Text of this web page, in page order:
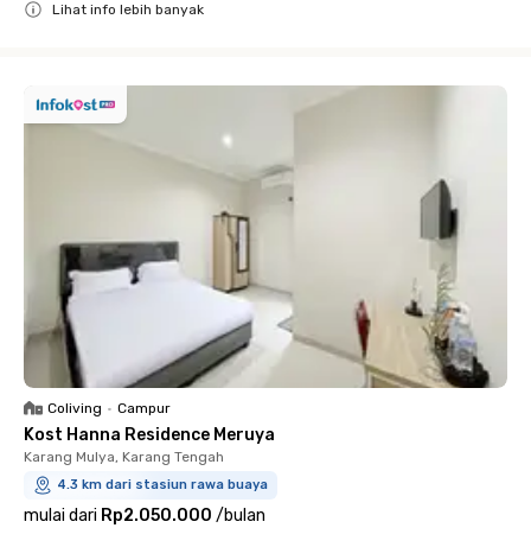
Lihat info lebih banyak
Coliving • Campur
Kost Hanna Residence Meruya
Karang Mulya, Karang Tengah
4.3 km dari stasiun rawa buaya
mulai dari Rp2.050.000 /bulan